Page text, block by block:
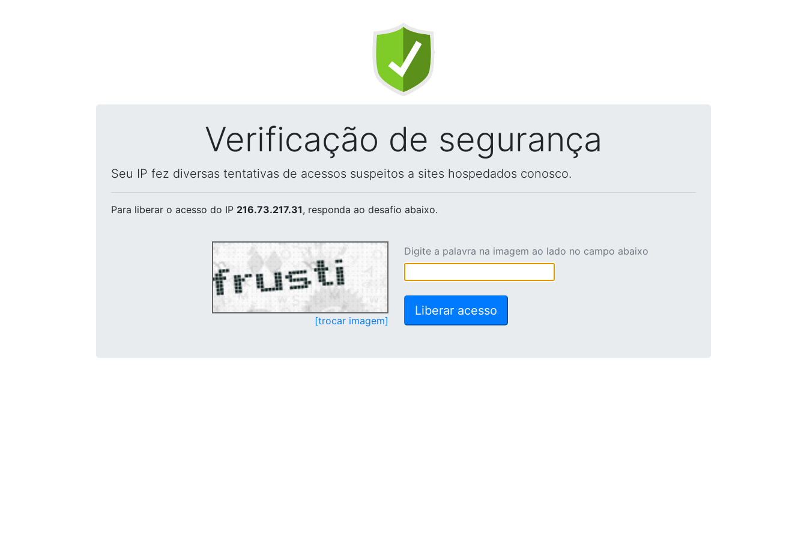
Verificação de segurança
Seu IP fez diversas tentativas de acessos suspeitos a sites hospedados conosco.
Para liberar o acesso do IP 216.73.217.31, responda ao desafio abaixo.
[trocar imagem]
Digite a palavra na imagem ao lado no campo abaixo